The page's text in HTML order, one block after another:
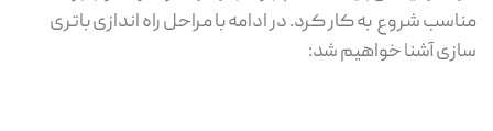
مناسب شروع به کار کرد. در ادامه با مراحل راه اندازی باتری
سازی آشنا خواهیم شد: